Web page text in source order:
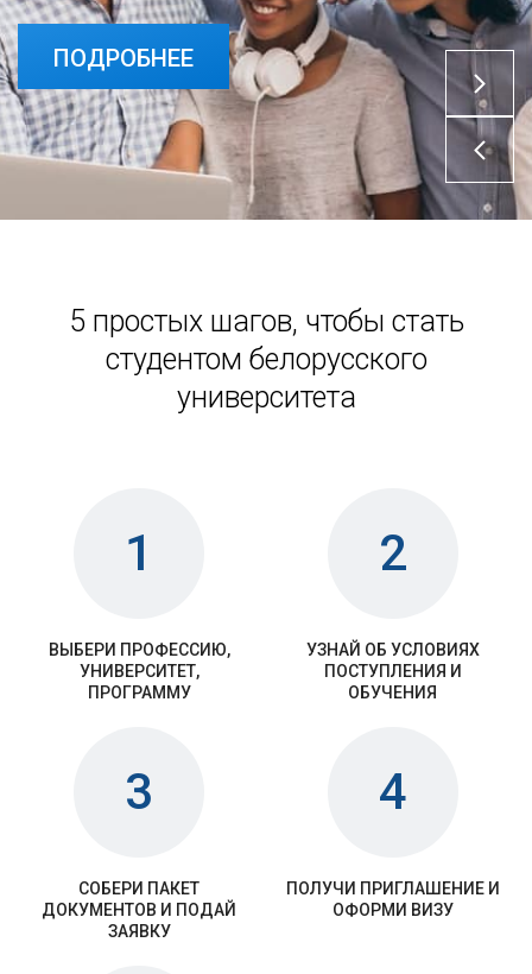
ПОДРОБНЕЕ
5 простых шагов, чтобы стать
студентом белорусского
университета
1
ВЫБЕРИ ПРОФЕССИЮ,
УНИВЕРСИТЕТ,
ПРОГРАММУ
2
УЗНАЙ ОБ УСЛОВИЯХ
ПОСТУПЛЕНИЯ И
ОБУЧЕНИЯ
3
СОБЕРИ ПАКЕТ
ДОКУМЕНТОВ И ПОДАЙ
ЗАЯВКУ
4
ПОЛУЧИ ПРИГЛАШЕНИЕ И
ОФОРМИ ВИЗУ